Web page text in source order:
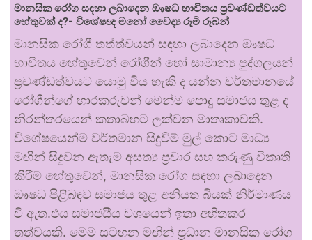
මානසික රෝග සඳහා ලබාදෙන ඖෂධ භාවිතය ප්‍රචණ්ඩත්වයට
හේතුවක් ද?- විශේෂඥ මනෝ වෛද්‍ය රූමි රූබන්
මානසික රෝගී තත්ත්වයන් සඳහා ලබාදෙන ඖෂධ
භාවිතය හේතුවෙන් රෝගීන් හෝ සාමාන්‍ය පුද්ගලයන්
ප්‍රචණ්ඩත්වයට යොමු විය හැකි ද යන්න වර්තමානයේ
රෝගීන්ගේ භාරකරුවන් මෙන්ම පොදු සමාජය තුළ ද
නිරන්තරයෙන් කතාබහට ලක්වන මාතෘකාවකි.
විශේෂයෙන්ම වර්තමාන සිදුවීම් මුල් කොට මාධ්‍ය
මඟින් සිදුවන ඇතැම් අසත්‍ය ප්‍රචාර සහ කරුණු විකෘති
කිරීම් හේතුවෙන්, මානසික රෝග සඳහා ලබාදෙන
ඖෂධ පිළිබඳව සමාජය තුළ අනියත බියක් නිර්මාණය
වී ඇත.එය සමාජයීය වශයෙන් ඉතා අහිතකර
තත්වයකි. මෙම සටහන මඟින් ප්‍රධාන මානසික රෝග